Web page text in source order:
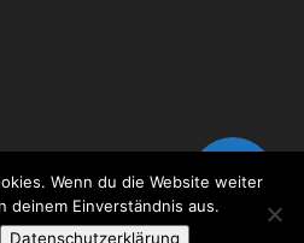
Wenn du die Website weiter
deinem Einverständnis aus.
Datenschutzerklärung